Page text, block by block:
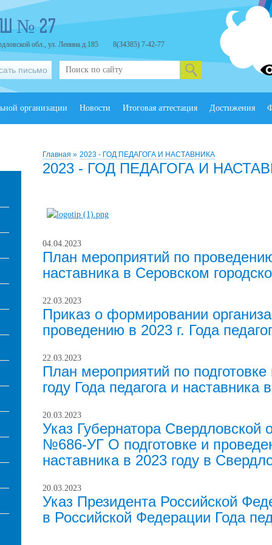
Главная » 2023 - ГОД ПЕДАГОГА И НАСТАВНИКА
2023 - ГОД ПЕДАГОГА И
04.04.2023
План мероприятий по
наставника в Серовском
22.03.2023
Приказ о формировании
проведению в 2023 г. Года
22.03.2023
План мероприятий по
году Года педагога и
20.03.2023
Указ Губернатора Свердловской
№686-УГ О подготовке и
наставника в 2023 году в
20.03.2023
Указ Президента Российской
в Российской Федерации Года
№ 27
обл., ул. Ленина д.185 8(34385) 7-42-77
письмо
организации Новости Итоговая аттестация Достижения